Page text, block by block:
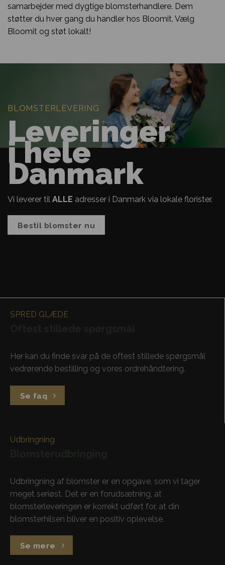
samarbejder med dygtige blomsterhandlere. Dem
støtter du hver gang du handler hos Bloomit. Vælg
Bloomit og støt lokalt!
BLOMSTERLEVERING
Leveringer
i hele
Danmark
Vi leverer til ALLE adresser i Danmark via lokale florister.
Bestil blomster nu
SPRED GLÆDE
Her kan du finde svar på de oftest stillede spørgsmål
vedrørende bestilling og vores ordrehåndtering.
Se faq
Udbringning
Udbringning af blomster er en opgave, som vi tager
meget seriøst. Det er en forudsætning, at
blomsterleveringen er korrekt udført for, at din
blomsterhilsen bliver en positiv oplevelse.
Se mere